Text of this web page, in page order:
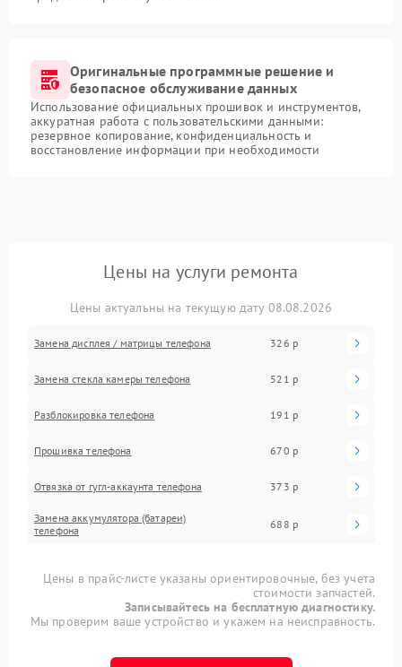
Оригинальные программные решение и
безопасное обслуживание данных
Использование официальных прошивок и инструментов,
аккуратная работа с пользовательскими данными:
резервное копирование, конфиденциальность и
восстановление информации при необходимости
Цены на услуги ремонта
Цены актуальны на текущую дату 08.08.2026
Замена дисплея / матрицы телефона 326 р
Замена стекла камеры телефона 521 р
Разблокировка телефона 191 р
Прошивка телефона 670 р
Отвязка от гугл-аккаунта телефона 373 р
Замена аккумулятора (батареи)
телефона
688 р
Цены в прайс-листе указаны ориентировочные, без учета
стоимости запчастей.
Записывайтесь на бесплатную диагностику.
Мы проверим ваше устройство и укажем на неисправность.